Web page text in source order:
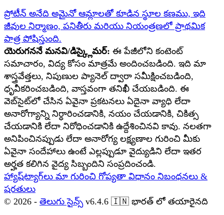
ప్రోటీన్ అనేది అమైనో ఆమ్లాలతో కూడిన స్థూల కణము, ఇది
జీవుల నిర్మాణం, పనితీరు మరియు నియంత్రణలో ప్రాథమిక
పాత్ర పోషిస్తుంది.
యెరుగననే మనవి/డిస్క్లైమర్: ఈ పేజీలోని కంటెంట్
సమాచారం, విద్య కోసం మాత్రమే అందించబడింది. ఇది మా
శాస్త్రవేత్తలు, నిపుణుల ప్యానెల్ ద్వారా సమీక్షించబడింది,
ధృవీకరించబడింది, వాస్తవంగా తనిఖీ చేయబడింది. ఈ
వెబ్‌సైట్‌లో చేసిన ఏవైనా ప్రకటనలు ఏదైనా వ్యాధి లేదా
అనారోగ్యాన్ని నిర్ధారించడానికి, నయం చేయడానికి, చికిత్స
చేయడానికి లేదా నిరోధించడానికి ఉద్దేశించినవి కావు. నలతగా
అనిపించినప్పుడు లేదా అనారోగ్య లక్ష్యణాల గురించి మీకు
ఏవైనా సందేహాలు ఉంటే ఎల్లప్పుడూ వైద్యుడిని లేదా ఇతర
అర్హత కలిగిన వైద్య సిబ్బందిని సంప్రదించండి.
హ్యాష్‌ట్యాగ్‌లు మా గురించి గోప్యతా విధానం నిబంధనలు &
షరతులు
© 2026 - తెలుగు సైన్స్ v6.4.6 🇮🇳 భారత్ లో తయారైనది